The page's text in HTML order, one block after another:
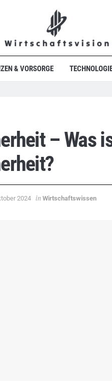
& VORSORGE
– Was
2024 in Wirtschaftswissen